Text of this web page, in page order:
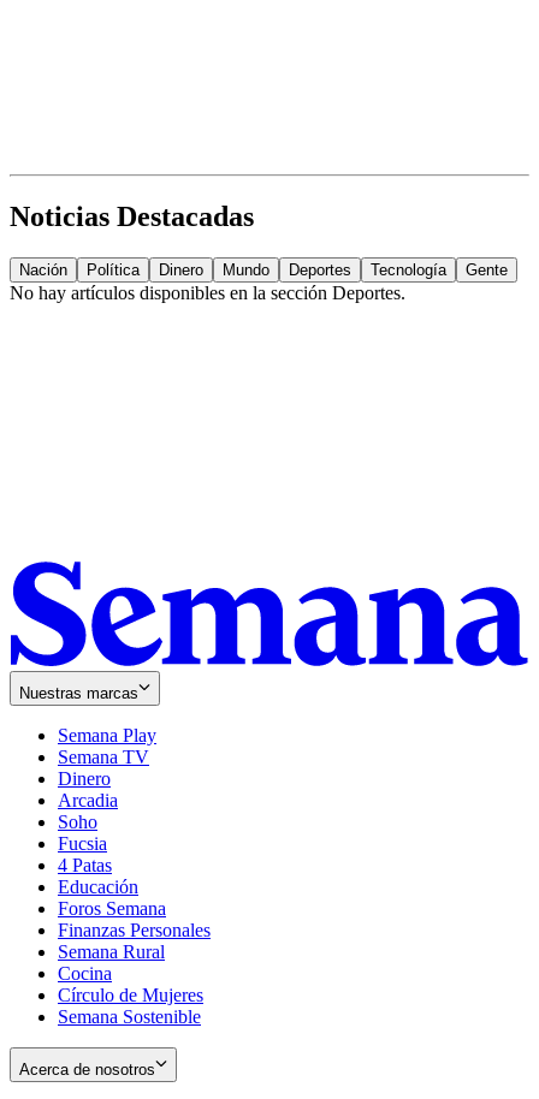
Noticias Destacadas
Nación Política Dinero Mundo Deportes Tecnología Gente
No hay artículos disponibles en la sección Deportes.
Nuestras marcas
Semana Play
Semana TV
Dinero
Arcadia
Soho
in
new
window
Fucsia
in
new
window
4 Patas
Educación
Foros Semana
Finanzas Personales
Semana Rural
Cocina
Círculo de Mujeres
Semana Sostenible
Acerca de nosotros